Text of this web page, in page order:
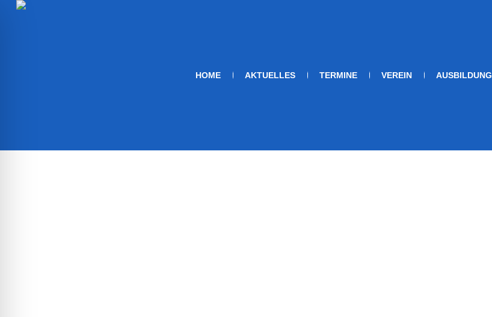
HOME AKTUELLES TERMINE VEREIN AUSBILDUNG